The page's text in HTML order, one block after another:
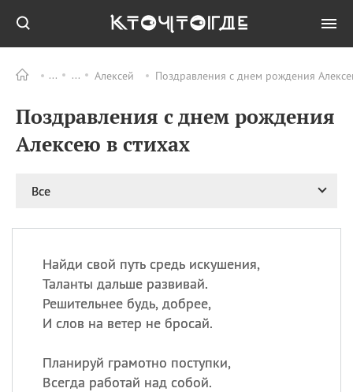
Алексей Поздравления с днем рождения
Поздравления с днем рождения
Алексею в стихах
Все
Найди свой путь средь искушения,
Таланты дальше развивай.
Решительнее будь, добрее,
И слов на ветер не бросай.
Планируй грамотно поступки,
Всегда работай над собой.
ПРАЗДНИКИ Все
09.08 День памяти жертв
атомной
день
рисового пудинга
09.08 День Дымняшки
(Smokey Bear Day)
Сегодня празднуют именины